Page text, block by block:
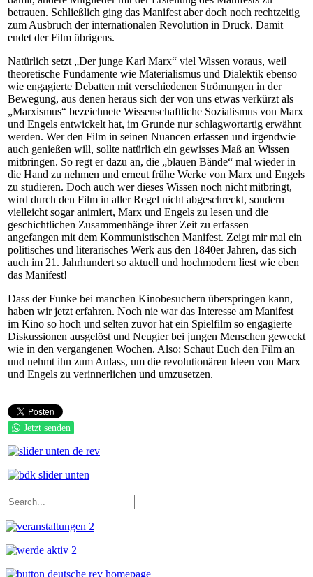
betrauen. Schließlich ging das Manifest aber doch noch rechtzeitig
zum Ausbruch der internationalen Revolution in Druck. Damit
endet der Film übrigens.
Natürlich setzt „Der junge Karl Marx“ viel Wissen voraus, weil
theoretische Fundamente wie Materialismus und Dialektik ebenso
wie engagierte Debatten mit verschiedenen Strömungen in der
Bewegung, aus denen heraus sich der von uns etwas verkürzt als
„Marxismus“ bezeichnete Wissenschaftliche Sozialismus von Marx
und Engels entwickelt hat, im Grunde nur schlagwortartig erwähnt
werden. Wer den Film in seinen Nuancen erfassen und irgendwie
auch genießen will, sollte natürlich ein gewisses Maß an Wissen
mitbringen. So regt er dazu an, die „blauen Bände“ mal wieder in
die Hand zu nehmen und erneut frühe Werke von Marx und Engels
zu studieren. Doch auch wer dieses Wissen noch nicht mitbringt,
wird durch den Film in aller Regel nicht abgeschreckt, sondern
vielleicht sogar animiert, Marx und Engels zu lesen und die
geschichtlichen Zusammenhänge ihrer Zeit zu erfassen –
angefangen mit dem Kommunistischen Manifest. Zeigt mir mal ein
politisches und literarisches Werk aus den 1840er Jahren, das sich
auch im 21. Jahrhundert so aktuell und hochmodern liest wie eben
das Manifest!
Dass der Funke bei manchen Kinobesuchern überspringen kann,
haben wir jetzt erfahren. Noch nie war das Interesse am Manifest
im Kino so hoch und selten zuvor hat ein Spielfilm so engagierte
Diskussionen ausgelöst und Neugier bei jungen Menschen geweckt
wie in den vergangenen Wochen. Also: Schaut Euch den Film an
und nehmt ihn zum Anlass, um die revolutionären Ideen von Marx
und Engels zu verinnerlichen und umzusetzen.
Jetzt senden